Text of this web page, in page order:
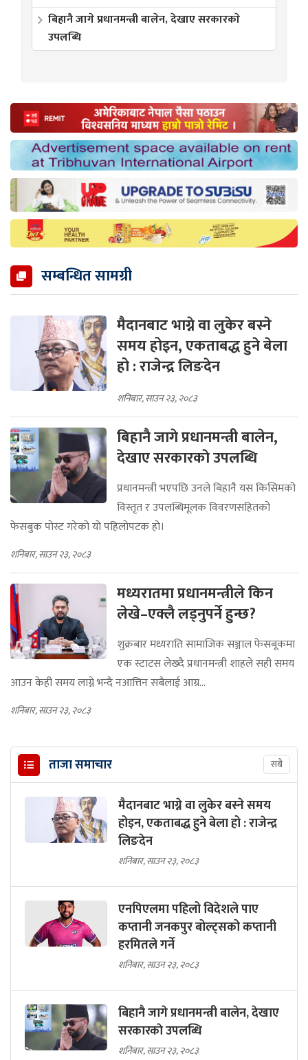
बिहानै जागे प्रधानमन्त्री बालेन, देखाए सरकारकाे
उपलब्धि
सम्बन्धित सामग्री
मैदानबाट भाग्ने वा लुकेर बस्ने
समय होइन, एकताबद्ध हुने बेला
हो : राजेन्द्र लिङदेन
शनिबार, साउन २३, २०८३
बिहानै जागे प्रधानमन्त्री बालेन,
देखाए सरकारकाे उपलब्धि
प्रधानमन्त्री भएपछि उनले बिहानै यस किसिमको
विस्तृत र उपलब्धिमूलक विवरणसहितको
फेसबुक पोस्ट गरेको यो पहिलोपटक हो।
शनिबार, साउन २३, २०८३
मध्यरातमा प्रधानमन्त्रीले किन
लेखे–एक्लै लड्नुपर्ने हुन्छ?
शुक्रबार मध्यराति सामाजिक सञ्जाल फेसबूकमा
एक स्टाटस लेख्दै प्रधानमन्त्री शाहले सही समय
आउन केही समय लाग्ने भन्दै नआत्तिन सबैलाई आग्र...
शनिबार, साउन २३, २०८३
ताजा समाचार सबै
मैदानबाट भाग्ने वा लुकेर बस्ने समय
होइन, एकताबद्ध हुने बेला हो : राजेन्द्र
लिङदेन
शनिबार, साउन २३, २०८३
एनपिएलमा पहिलो विदेशले पाए
कप्तानी जनकपुर बोल्ट्सको कप्तानी
हरमितले गर्ने
शनिबार, साउन २३, २०८३
बिहानै जागे प्रधानमन्त्री बालेन, देखाए
सरकारकाे उपलब्धि
शनिबार, साउन २३, २०८३